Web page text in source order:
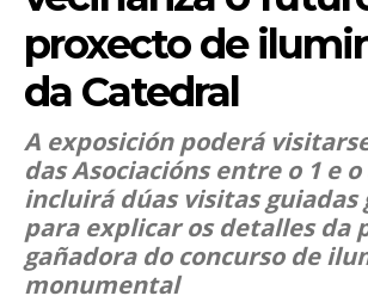
proxecto de
da Catedral
A exposición poderá
das Asociacións entre o 1 e
incluirá dúas visitas
para explicar os detalles da
gañadora do concurso de
monumental